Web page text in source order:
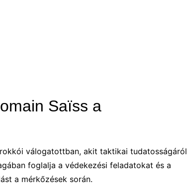
Saïss a
válogatottban, akit taktikai tudatosságáról
foglalja a védekezési feladatokat és a
a mérkőzések során.